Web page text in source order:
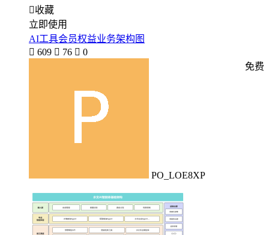
收藏
立即使用
AI工具会员权益业务架构图
 609  76  0
PO_LOE8XP
免费